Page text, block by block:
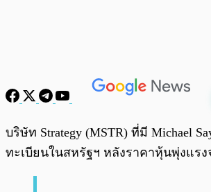
พร้อมเล่น
บริษัท Strategy (MSTR) ที่มี Michael
ทะเบียนในสหรัฐฯ หลังราคาหุ้นพุ่งแร